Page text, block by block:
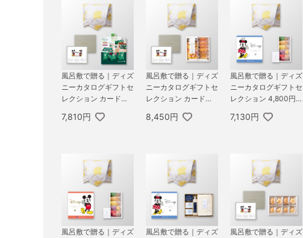
風呂敷で贈る｜ディズ
ニーカタログギフトセ
レクション カードタ
ハッピー ＋ スターバ
7,810円
風呂敷で贈る｜ディズ
ニーカタログギフトセ
レクション カードタ
ハッピー ＋ ポップコ
8,450円
風呂敷で贈る｜ディズ
ニーカタログギフトセ
レクション 4,800円
ーシャンテール 極バ
7,130円
風呂敷で贈る｜ディズ
風呂敷で贈る｜ディズ
風呂敷で贈る｜ディズ